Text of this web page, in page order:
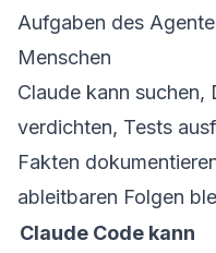
Aufgaben des
Menschen
Claude kann suchen,
verdichten, Tests
Fakten
ableitbaren Folgen
Claude Code kann